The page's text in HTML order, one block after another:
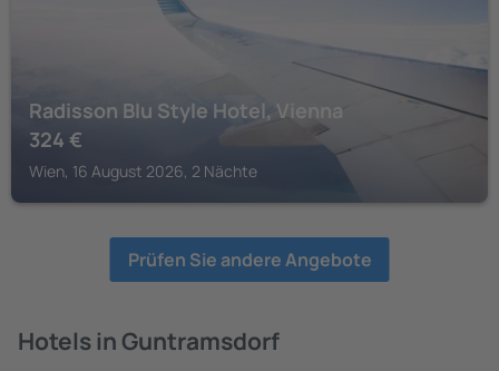
Radisson Blu Style Hotel, Vienna
324 €
Wien, 16 August 2026, 2 Nächte
Prüfen Sie andere Angebote
Hotels in Guntramsdorf